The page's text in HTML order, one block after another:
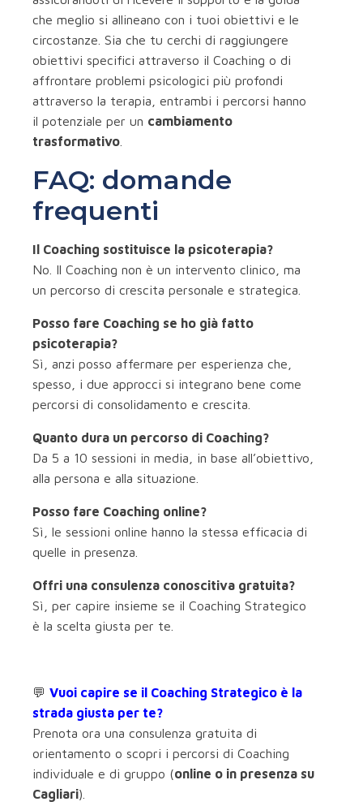
che meglio si allineano con i tuoi obiettivi e le
circostanze. Sia che tu cerchi di raggiungere
obiettivi specifici attraverso il Coaching o di
affrontare problemi psicologici più profondi
attraverso la terapia, entrambi i percorsi hanno
il potenziale per un cambiamento
trasformativo
FAQ: domande
frequenti
Il Coaching sostituisce la psicoterapia?
No. Il Coaching non è un intervento clinico, ma
un percorso di crescita personale e strategica.
Posso fare Coaching se ho già fatto
psicoterapia?
Sì, anzi posso affermare per esperienza che,
spesso, i due approcci si integrano bene come
percorsi di consolidamento e crescita.
Quanto dura un percorso di Coaching?
Da 5 a 10 sessioni in media, in base all’obiettivo,
alla persona e alla situazione.
Posso fare Coaching online?
Sì, le sessioni online hanno la stessa efficacia di
quelle in presenza.
Offri una consulenza conoscitiva gratuita?
Sì, per capire insieme se il Coaching Strategico
è la scelta giusta per te.
💬 Vuoi capire se il Coaching Strategico è la
strada giusta per te?
Prenota ora una consulenza gratuita di
orientamento o scopri i percorsi di Coaching
individuale e di gruppo (online o in presenza su
Cagliari).